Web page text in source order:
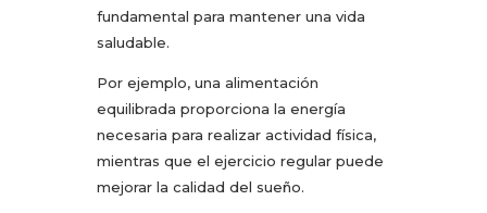
fundamental para mantener una vida
saludable.
Por ejemplo, una alimentación
equilibrada proporciona la energía
necesaria para realizar actividad física,
mientras que el ejercicio regular puede
mejorar la calidad del sueño.